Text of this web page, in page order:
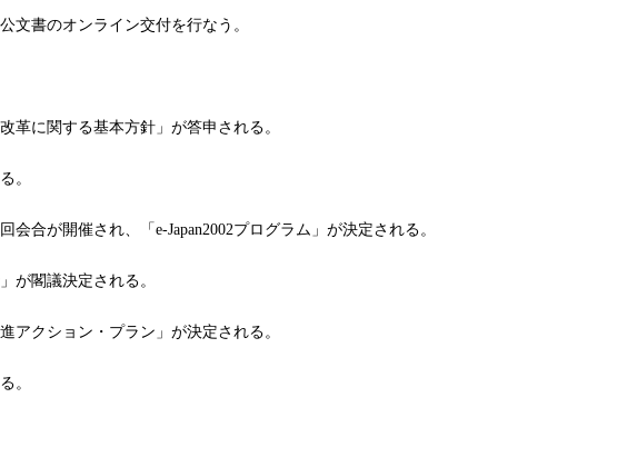
書のオンライン交付を行なう。
に関する基本方針」が答申される。
。
合が開催され、「e-Japan2002プログラム」が決定される。
が閣議決定される。
クション・プラン」が決定される。
。